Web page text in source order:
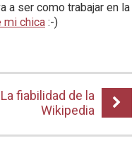
a ser como trabajar en la
mi chica :-)
La fiabilidad de la
Wikipedia